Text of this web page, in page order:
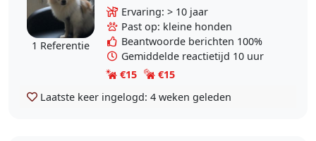
1 Referentie
hou van alle dieren 🐶 honden die
erg aan de riem trekken liever niet..
Ervaring: > 10 jaar
Past op: kleine honden
Beantwoorde berichten 100%
Gemiddelde reactietijd 10 uur
€15
€15
Laatste keer ingelogd: 4 weken geleden